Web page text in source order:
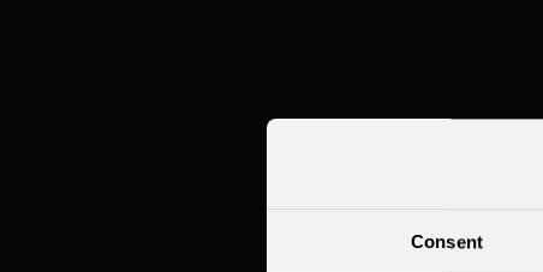
Consent